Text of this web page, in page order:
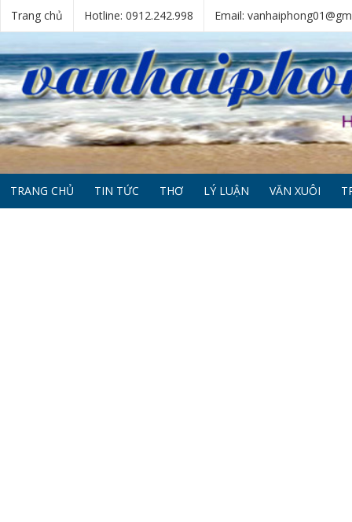
Trang chủ Hotline: 0912.242.998 Email:
TRANG CHỦ TIN TỨC THƠ LÝ LUẬN VĂN XUÔI